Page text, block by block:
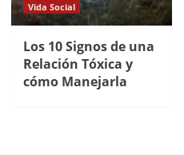
Vida Social
Los 10 Signos de una
Relación Tóxica y
cómo Manejarla